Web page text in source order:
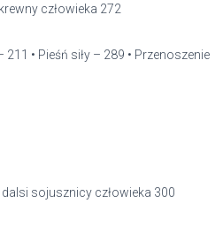
człowieka 272
• Pieśń siły – 289 • Przenoszenie
sojusznicy człowieka 300